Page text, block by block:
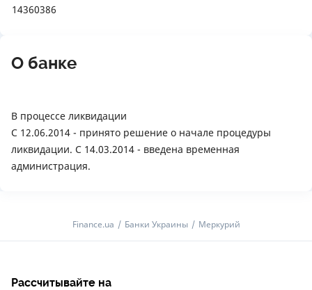
14360386
О банке
В процессе ликвидации
С 12.06.2014 - принято решение о начале процедуры
ликвидации. С 14.03.2014 - введена временная
администрация.
Finance.ua Банки Украины Меркурий
Рассчитывайте на